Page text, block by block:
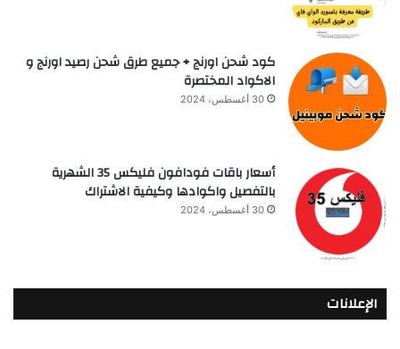
كود شحن اورنج + جميع طرق شحن رصيد اورنج و
الاكواد المختصرة
30 أغسطس، 2024
أسعار باقات فودافون فلیکس 35 الشهرية
بالتفصيل واكوادها وكيفية الاشتراك
30 أغسطس، 2024
الإعلانات